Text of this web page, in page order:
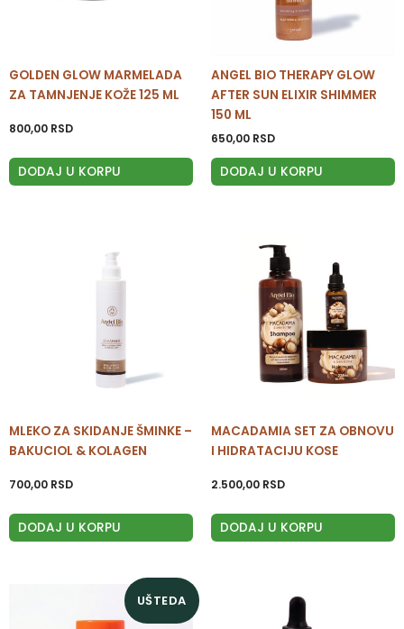
GOLDEN GLOW MARMELADA
ZA TAMNJENJE KOŽE 125 ML
800,00 RSD
DODAJ U KORPU
ANGEL BIO THERAPY GLOW
AFTER SUN ELIXIR SHIMMER
150 ML
650,00 RSD
DODAJ U KORPU
MLEKO ZA SKIDANJE ŠMINKE –
BAKUCIOL & KOLAGEN
700,00 RSD
DODAJ U KORPU
MACADAMIA SET ZA OBNOVU
I HIDRATACIJU KOSE
2.500,00 RSD
DODAJ U KORPU
UŠTEDA
Originalna
je
Trenutna
cena